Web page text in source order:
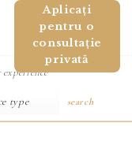
Aplicați
pentru o
consultație
privată
search